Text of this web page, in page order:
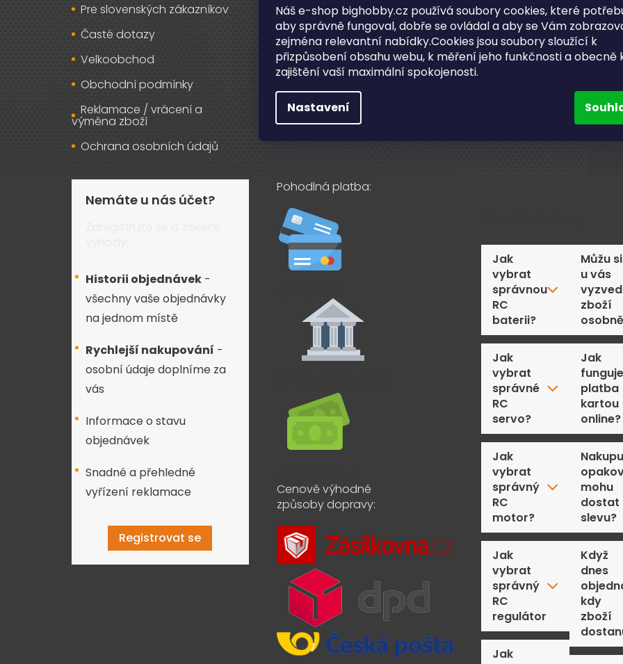
Náš e-shop bighobby.cz používá soubory cookies, které
aby správně fungoval, dobře se ovládal a aby se Vám
zejména relevantní nabídky.Cookies jsou soubory sloužící k
přizpůsobení obsahu webu, k měření jeho funkčnosti a obecně
zajištění vaší maximální spokojenosti.
Nastavení
Pre slovenských zákazníkov
Časté dotazy
Velkoobchod
Obchodní podmínky
Reklamace / vrácení a
výměna zboží
Ochrana osobních údajů
Záruční a pozáruční servis
Osobní odběr v Lanškrouně
Kontakty
info@bighobby.cz
731 019 093
Nemáte u nás účet?
Historii objednávek -
všechny vaše objednávky
na jednom místě
Rychlejší nakupování -
osobní údaje doplníme za
vás
Informace o stavu
objednávek
Snadné a přehledné
vyřízení reklamace
Registrovat se
Pohodlná platba:
Cenově výhodné
způsoby dopravy:
Jak
vybrat
správnou
RC
baterii?
Jak
vybrat
správné
RC
servo?
Jak
vybrat
správný
RC
motor?
Jak
vybrat
správný
RC
regulátor
Jak
Můžu si
u vás
zboží
Jak
funguje
platba
kartou
online?
mohu
dostat
slevu?
Když
dnes
kdy
zboží